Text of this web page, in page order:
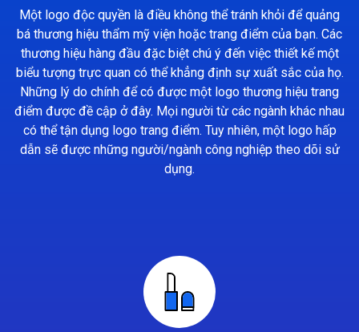
Một logo độc quyền là điều không thể tránh khỏi để quảng
bá thương hiệu thẩm mỹ viện hoặc trang điểm của bạn. Các
thương hiệu hàng đầu đặc biệt chú ý đến việc thiết kế một
biểu tượng trực quan có thể khẳng định sự xuất sắc của họ.
Những lý do chính để có được một logo thương hiệu trang
điểm được đề cập ở đây. Mọi người từ các ngành khác nhau
có thể tận dụng logo trang điểm. Tuy nhiên, một logo hấp
dẫn sẽ được những người/ngành công nghiệp theo dõi sử
dụng.